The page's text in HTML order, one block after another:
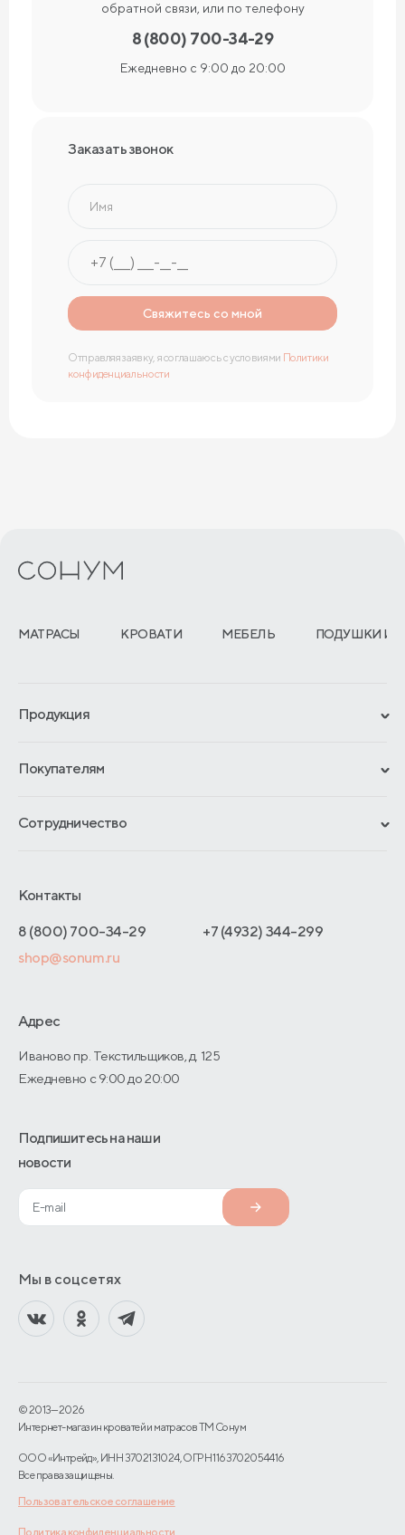
обратной связи, или по телефону
8 (800) 700-34-29
Ежедневно с 9:00 до 20:00
Заказать звонок
Имя
Свяжитесь со мной
Отправляя заявку, я соглашаюсь с условиями Политики
конфиденциальности
МАТРАСЫ КРОВАТИ МЕБЕЛЬ ПОДУШКИ И
Продукция
Гарантии
Отзывы покупателей
Покупателям
Обмен и возврат
Как оформить заказ
Адреса магазинов
Договор-оферты
Сотрудничество
Отельерам
Оптовые продажи
О производстве
Контакты
8 (800) 700-34-29
+7 (4932) 344-299
shop@sonum.ru
Адрес
Иваново пр. Текстильщиков, д. 125
Ежедневно с 9:00 до 20:00
Подпишитесь на наши
новости
Мы в соцсетях
© 2013—2026
Интернет-магазин кроватей и матрасов TM Сонум
ООО «Интрейд», ИНН 3702131024, ОГРН 1163702054416
Все права защищены.
Пользовательское соглашение
Политика конфиденциальности